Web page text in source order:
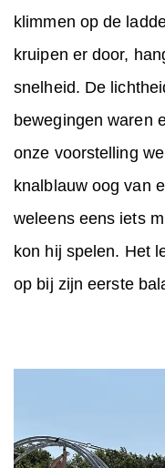
klimmen op de
kruipen er door,
snelheid. De
bewegingen waren
onze voorstelling
knalblauw oog van
weleens eens iets
kon hij spelen. Het
op bij zijn eerste